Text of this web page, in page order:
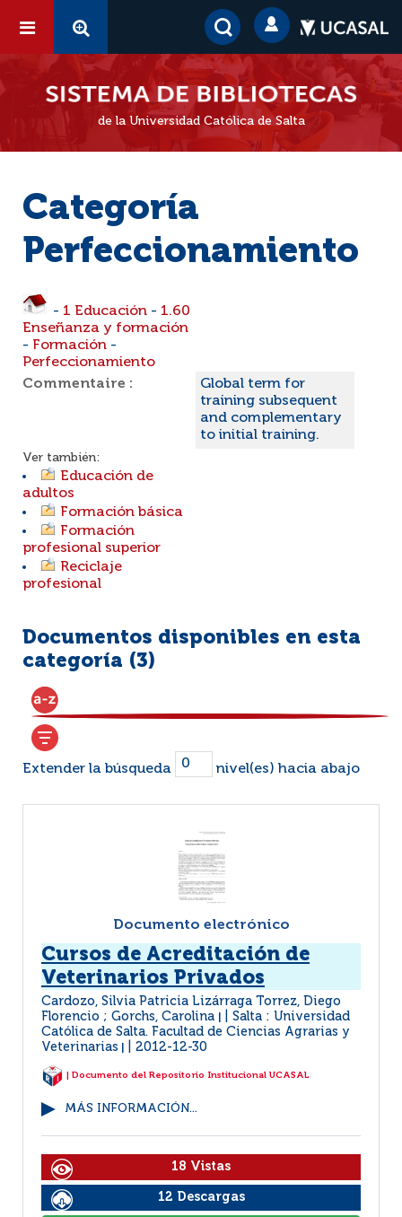
de la Universidad Católica de Salta
Categoría
Perfeccionamiento
- 1 Educación - 1.60
Enseñanza y formación
- Formación -
Perfeccionamiento
Commentaire :
Global term for
training subsequent
and complementary
to initial training.
Ver también:
Educación de
adultos
Formación básica
Formación
profesional superior
Reciclaje
profesional
Documentos disponibles en esta
categoría (3)
Extender la búsqueda nivel(es) hacia abajo
Documento electrónico
Cursos de Acreditación de
Veterinarios Privados
Cardozo, Silvia Patricia Lizárraga Torrez, Diego
Florencio ; Gorchs, Carolina
Salta : Universidad
Católica de Salta. Facultad de Ciencias Agrarias y
Veterinarias
2012-12-30
| Documento del Repositorio Institucional UCASAL
MÁS INFORMACIÓN...
18 Vistas
12 Descargas